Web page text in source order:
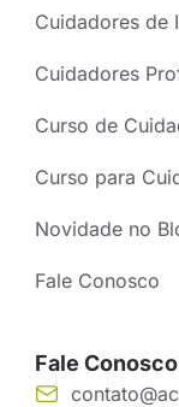
Cuidadores de
Cuidadores
Curso de
Curso para
Novidade no
Fale Conosco
Fale Conosco